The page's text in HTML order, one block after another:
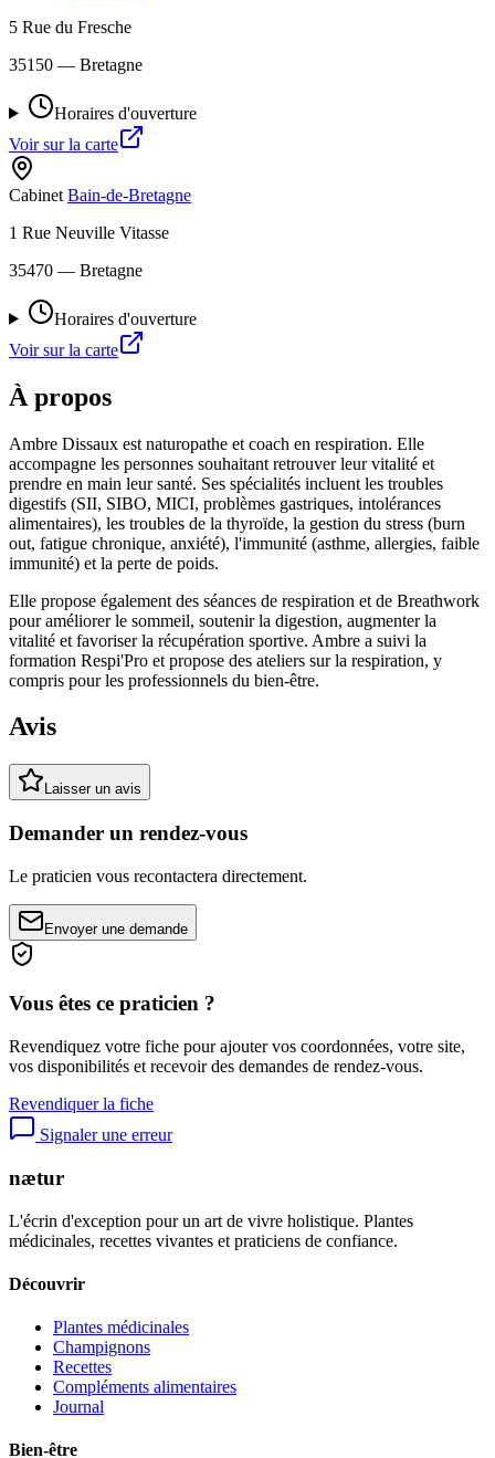
5 Rue du Fresche
35150 — Bretagne
Horaires d'ouverture
Voir sur la carte
Cabinet Bain-de-Bretagne
1 Rue Neuville Vitasse
35470 — Bretagne
Horaires d'ouverture
Voir sur la carte
À propos
Ambre Dissaux est naturopathe et coach en respiration. Elle
accompagne les personnes souhaitant retrouver leur vitalité et
prendre en main leur santé. Ses spécialités incluent les troubles
digestifs (SII, SIBO, MICI, problèmes gastriques, intolérances
alimentaires), les troubles de la thyroïde, la gestion du stress (burn
out, fatigue chronique, anxiété), l'immunité (asthme, allergies, faible
immunité) et la perte de poids.
Elle propose également des séances de respiration et de Breathwork
pour améliorer le sommeil, soutenir la digestion, augmenter la
vitalité et favoriser la récupération sportive. Ambre a suivi la
formation Respi'Pro et propose des ateliers sur la respiration, y
compris pour les professionnels du bien-être.
Avis
Laisser un avis
Demander un rendez-vous
Le praticien vous recontactera directement.
Envoyer une demande
Vous êtes ce praticien ?
Revendiquez votre fiche pour ajouter vos coordonnées, votre site,
vos disponibilités et recevoir des demandes de rendez-vous.
Revendiquer la fiche
Signaler une erreur
nætur
L'écrin d'exception pour un art de vivre holistique. Plantes
médicinales, recettes vivantes et praticiens de confiance.
Découvrir
Plantes médicinales
Champignons
Recettes
Compléments alimentaires
Journal
Bien-être